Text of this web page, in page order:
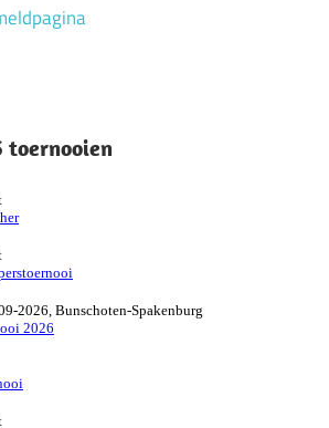
toernooien